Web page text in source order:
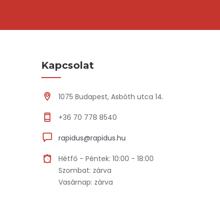
Kapcsolat
1075 Budapest, Asbóth utca 14.
+36 70 778 8540
rapidus@rapidus.hu
Hétfő - Péntek: 10:00 - 18:00
Szombat: zárva
Vasárnap: zárva